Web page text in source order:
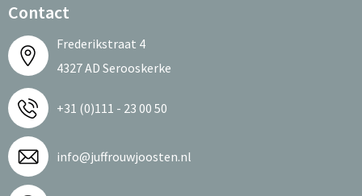
Contact
Frederikstraat 4
4327 AD Serooskerke
+31 (0)111 - 23 00 50
info@juffrouwjoosten.nl